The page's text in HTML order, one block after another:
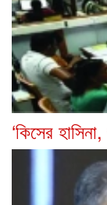
‘কিসের